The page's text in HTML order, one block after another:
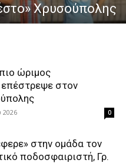
Χρυσούπολης
ώριμος
στον
2026 0
στην ομάδα τον
ποδοσφαιριστή, Γρ.